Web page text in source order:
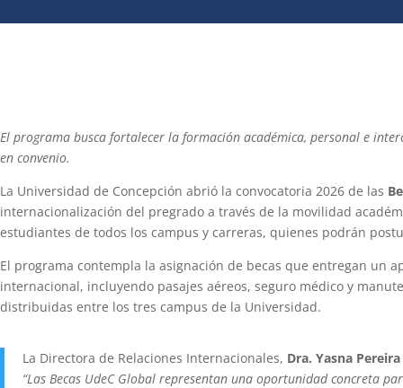
El programa busca fortalecer la formación académica, personal e
en convenio.
La Universidad de Concepción abrió la convocatoria 2026 de las
internacionalización del pregrado a través de la movilidad
estudiantes de todos los campus y carreras, quienes podrán
El programa contempla la asignación de becas que entregan un
internacional, incluyendo pasajes aéreos, seguro médico y
distribuidas entre los tres campus de la Universidad.
La Directora de Relaciones Internacionales, Dra. Yasna Pereira
“Las Becas UdeC Global representan una oportunidad concreta